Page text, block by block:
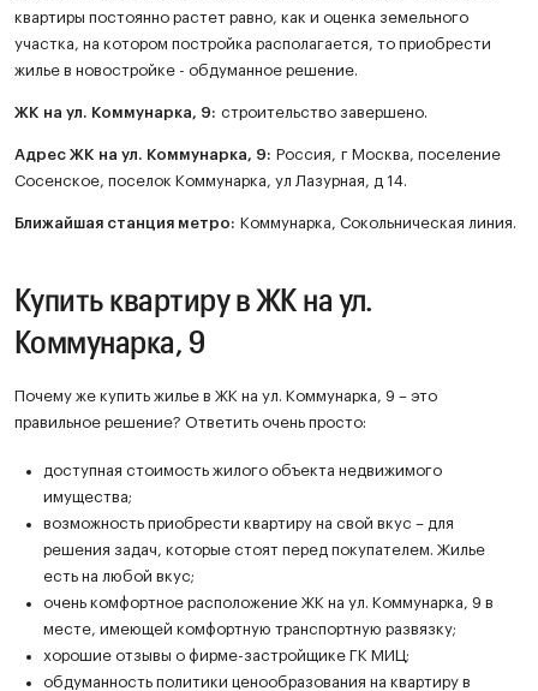
квартиры постоянно растет равно, как и оценка земельного
участка, на котором постройка располагается, то приобрести
жилье в новостройке - обдуманное решение.
ЖК на ул. Коммунарка, 9: строительство завершено.
Адрес ЖК на ул. Коммунарка, 9: Россия, г Москва, поселение
Сосенское, поселок Коммунарка, ул Лазурная, д 14.
Ближайшая станция метро: Коммунарка, Сокольническая линия.
Купить квартиру в ЖК на ул.
Коммунарка, 9
Почему же купить жилье в ЖК на ул. Коммунарка, 9 – это
правильное решение? Ответить очень просто:
доступная стоимость жилого объекта недвижимого
имущества;
возможность приобрести квартиру на свой вкус – для
решения задач, которые стоят перед покупателем. Жилье
есть на любой вкус;
очень комфортное расположение ЖК на ул. Коммунарка, 9 в
месте, имеющей комфортную транспортную развязку;
хорошие отзывы о фирме-застройщике ГК МИЦ;
обдуманность политики ценообразования на квартиру в